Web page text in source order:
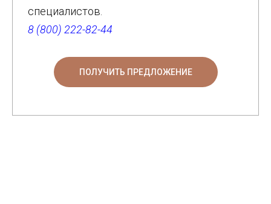
специалистов.
8 (800) 222-82-44
ПОЛУЧИТЬ ПРЕДЛОЖЕНИЕ